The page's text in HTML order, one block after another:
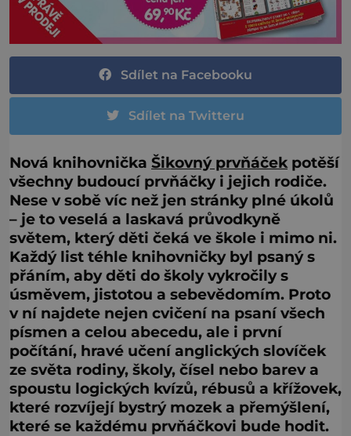
Sdílet na Facebooku
Sdílet na Twitteru
Nová knihovnička Šikovný prvňáček potěší
všechny budoucí prvňáčky i jejich rodiče.
Nese v sobě víc než jen stránky plné úkolů
– je to veselá a laskavá průvodkyně
světem, který děti čeká ve škole i mimo ni.
Každý list téhle knihovničky byl psaný s
přáním, aby děti do školy vykročily s
úsměvem, jistotou a sebevědomím. Proto
v ní najdete nejen cvičení na psaní všech
písmen a celou abecedu, ale i první
počítání, hravé učení anglických slovíček
ze světa rodiny, školy, čísel nebo barev a
spoustu logických kvízů, rébusů a křížovek,
které rozvíjejí bystrý mozek a přemýšlení,
které se každému prvňáčkovi bude hodit.